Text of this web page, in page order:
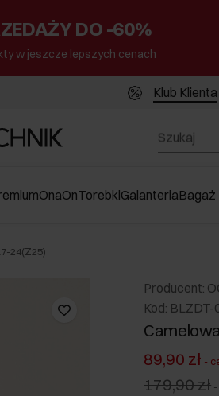
DO -60%
w jeszcze lepszych cenach
Klub Klienta
OnaOnTorebkiGalanteriaBagaż
24(Z25)
Producent:
Kod:
89,90 zł -
179,90 zł -